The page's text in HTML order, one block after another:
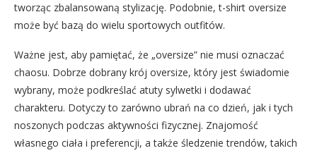
tworząc zbalansowaną stylizację. Podobnie, t-shirt oversize
może być bazą do wielu sportowych outfitów.
Ważne jest, aby pamiętać, że „oversize” nie musi oznaczać
chaosu. Dobrze dobrany krój oversize, który jest świadomie
wybrany, może podkreślać atuty sylwetki i dodawać
charakteru. Dotyczy to zarówno ubrań na co dzień, jak i tych
noszonych podczas aktywności fizycznej. Znajomość
własnego ciała i preferencji, a także śledzenie trendów, takich